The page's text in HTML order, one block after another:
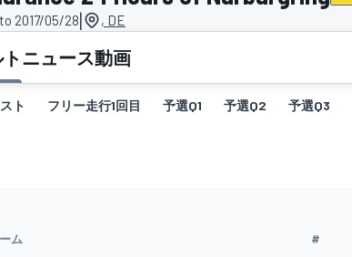
ミュラ
2017/05/28| , DE
ニュース動画
ト フリー走行1回目 予選Q1 予選Q2 予選Q3
ム #